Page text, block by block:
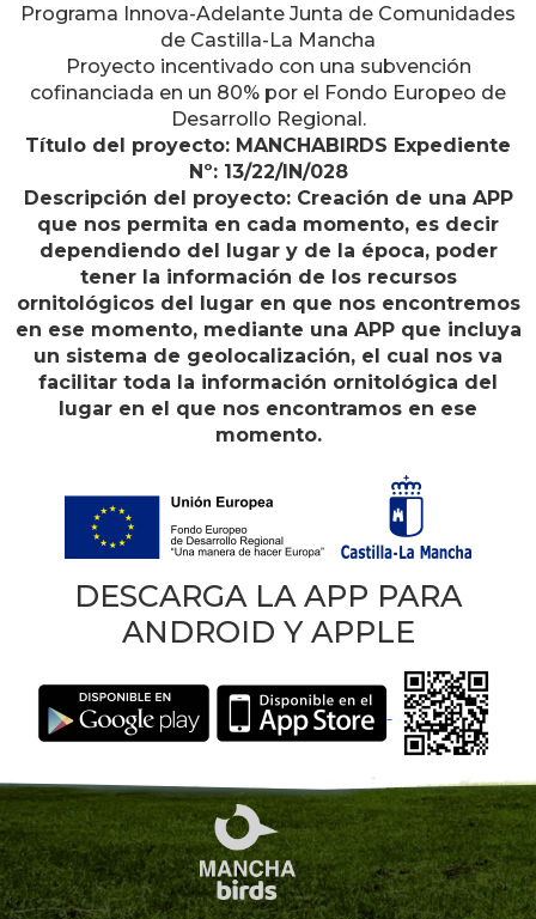
Programa Innova-Adelante Junta de Comunidades
de Castilla-La Mancha
Proyecto incentivado con una subvención
cofinanciada en un 80% por el Fondo Europeo de
Desarrollo Regional.
Título del proyecto: MANCHABIRDS Expediente
Nº: 13/22/IN/028
Descripción del proyecto: Creación de una APP
que nos permita en cada momento, es decir
dependiendo del lugar y de la época, poder
tener la información de los recursos
ornitológicos del lugar en que nos encontremos
en ese momento, mediante una APP que incluya
un sistema de geolocalización, el cual nos va
facilitar toda la información ornitológica del
lugar en el que nos encontramos en ese
momento.
DESCARGA LA APP PARA
ANDROID Y APPLE